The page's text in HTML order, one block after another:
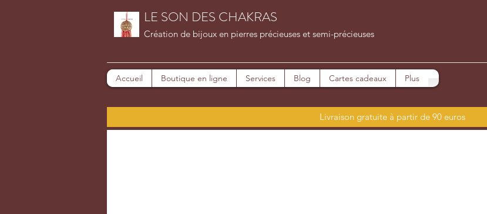
LE SON DES CHAKRAS
Création de bijoux en pierres précieuses et semi-précieuses
Accueil Boutique en ligne Services Blog Cartes cadeaux Plus
Livraison gratuite à partir de 90 euros